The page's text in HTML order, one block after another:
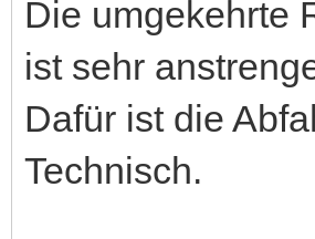
Die umgekehrte
ist sehr
Dafür ist die
Technisch.